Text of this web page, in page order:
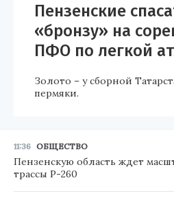
Пензенские
«бронзу» на
ПФО по легкой
Золото – у сборной
пермяки.
11:36 ОБЩЕСТВО
Пензенскую область ждет
трассы Р-260